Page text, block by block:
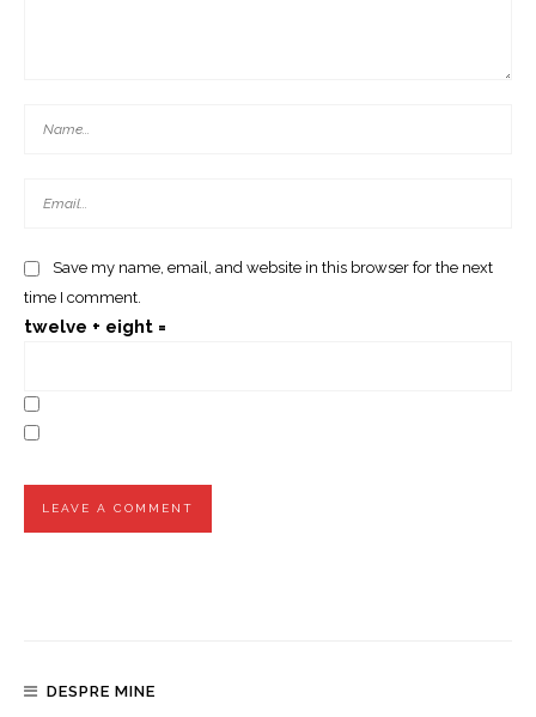
Save my name, email, and website in this browser for the next
time I comment.
twelve + eight =
DESPRE MINE